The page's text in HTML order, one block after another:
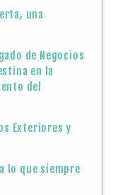
una
de Negocios
en la
del
Exteriores y
lo que siempre